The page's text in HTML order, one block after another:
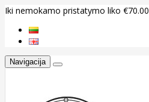
Iki nemokamo pristatymo liko €70.00
Navigacija